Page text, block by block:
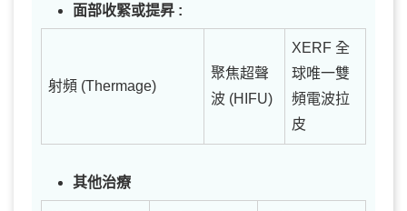
面部收緊或提昇 :
射頻 (Thermage)
聚焦超聲
波 (HIFU)
XERF 全
球唯一雙
頻電波拉
皮
其他治療